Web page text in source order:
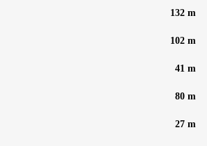
132 m
102 m
41 m
80 m
27 m